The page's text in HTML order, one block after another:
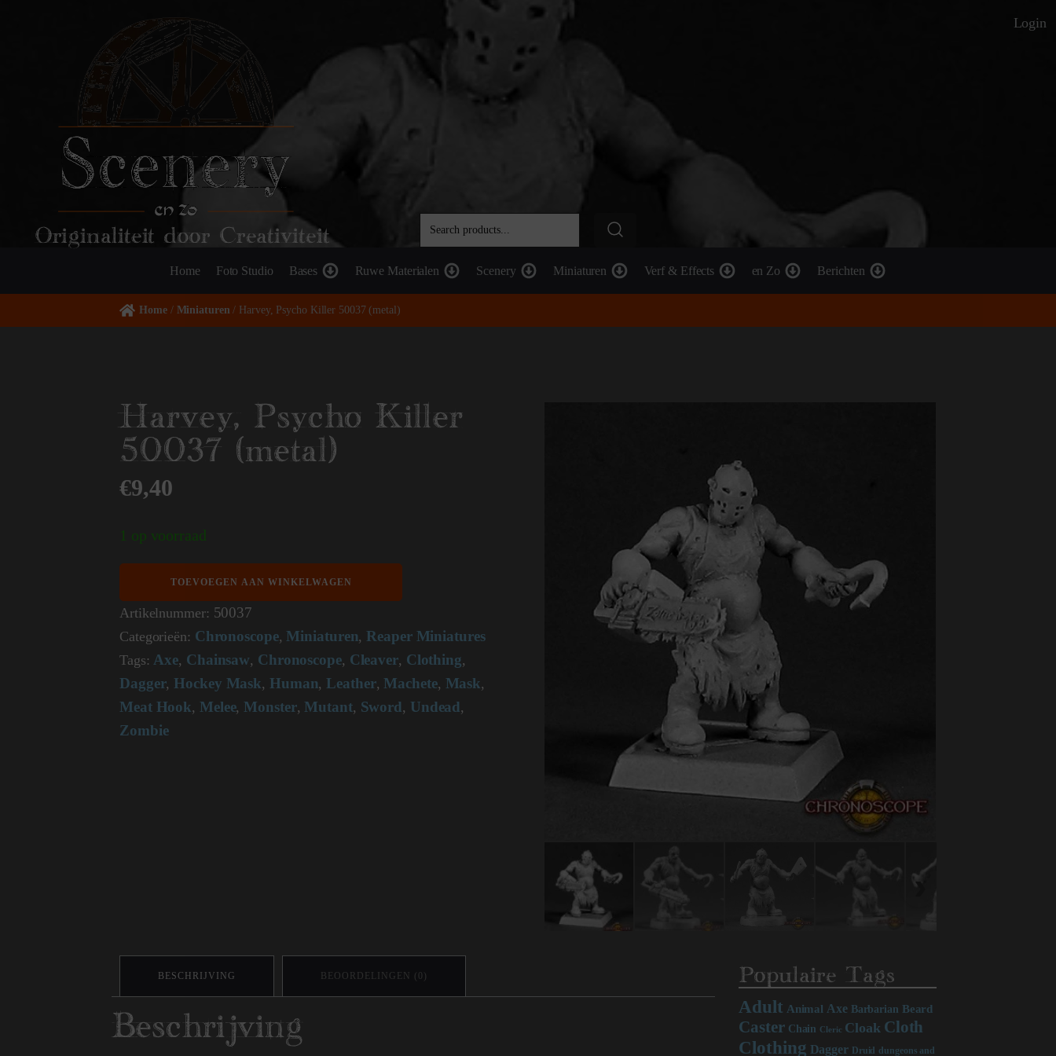
Login
Originaliteit door Creativiteit
Home Foto Studio Bases Ruwe Materialen Scenery Miniaturen Verf & Effects en Zo Berichten
Home/ Miniaturen / Harvey, Psycho Killer 50037 (metal)
Harvey, Psycho Killer
50037 (metal)
€9,40
1 op voorraad
Killer
(metal)
TOEVOEGEN AAN WINKELWAGEN
Artikelnummer: 50037
Categorieën: Chronoscope, Miniaturen, Reaper Miniatures
Tags:Axe, Chainsaw, Chronoscope, Cleaver, Clothing,
Dagger, Hockey Mask, Human, Leather, Machete, Mask,
Meat Hook, Melee, Monster, Mutant, Sword, Undead,
Zombie
BESCHRIJVING BEOORDELINGEN (0)
Beschrijving
Populaire Tags
Adult Animal Axe Barbarian Beard
Caster Chain Cleric Cloak Cloth
Clothing Dagger Druid dungeons and